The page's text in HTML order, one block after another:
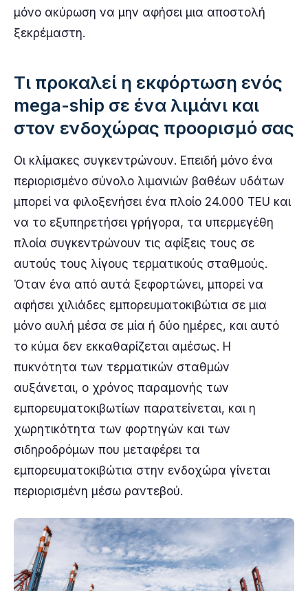
μόνο ακύρωση να μην αφήσει μια αποστολή
ξεκρέμαστη.
Τι προκαλεί η εκφόρτωση ενός
mega-ship σε ένα λιμάνι και
στον ενδοχώρας προορισμό σας
Οι κλίμακες συγκεντρώνουν. Επειδή μόνο ένα
περιορισμένο σύνολο λιμανιών βαθέων υδάτων
μπορεί να φιλοξενήσει ένα πλοίο 24.000 TEU και
να το εξυπηρετήσει γρήγορα, τα υπερμεγέθη
πλοία συγκεντρώνουν τις αφίξεις τους σε
αυτούς τους λίγους τερματικούς σταθμούς.
Όταν ένα από αυτά ξεφορτώνει, μπορεί να
αφήσει χιλιάδες εμπορευματοκιβώτια σε μια
μόνο αυλή μέσα σε μία ή δύο ημέρες, και αυτό
το κύμα δεν εκκαθαρίζεται αμέσως. Η
πυκνότητα των τερματικών σταθμών
αυξάνεται, ο χρόνος παραμονής των
εμπορευματοκιβωτίων παρατείνεται, και η
χωρητικότητα των φορτηγών και των
σιδηροδρόμων που μεταφέρει τα
εμπορευματοκιβώτια στην ενδοχώρα γίνεται
περιορισμένη μέσω ραντεβού.